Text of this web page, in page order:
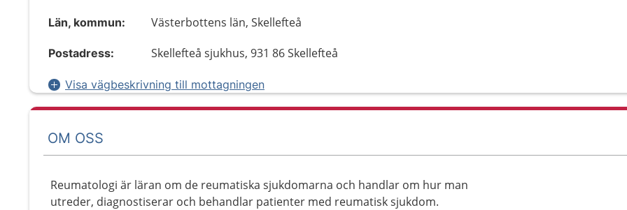
Län, kommun: Västerbottens län, Skellefteå
Postadress: Skellefteå sjukhus, 931 86 Skellefteå
Visa vägbeskrivning till mottagningen
OM OSS
Reumatologi är läran om de reumatiska sjukdomarna och handlar om hur man
utreder, diagnostiserar och behandlar patienter med reumatisk sjukdom.